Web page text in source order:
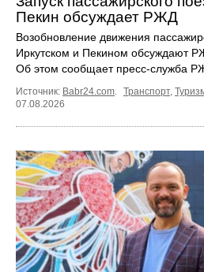
Пекин обсуждает РЖД
Возобновление движения
Иркутском и Пекином обсуждают
Об этом сообщает пресс‑служба
Источник: Babr24.com Транспорт,
07.08.2026